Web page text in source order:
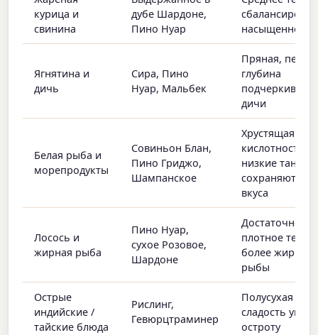
курица и
свинина
дубе Шардоне,
Пино Нуар
насыщенность
Ягнятина и
дичь
Сира, Пино
Нуар, Мальбек
Пряная,
глубина
подчеркивает
дичи
Белая рыба и
морепродукты
Совиньон Блан,
Пино Гриджо,
Шампанское
Хрустящая
кислотность,
низкие танины
сохраняют
вкуса
Лосось и
жирная рыба
Пино Нуар,
сухое Розовое,
Шардоне
Достаточно
плотное тело
более жирной
рыбы
Острые
индийские /
тайские блюда
Рислинг,
Гевюрцтраминер
Полусухая
сладость
остроту